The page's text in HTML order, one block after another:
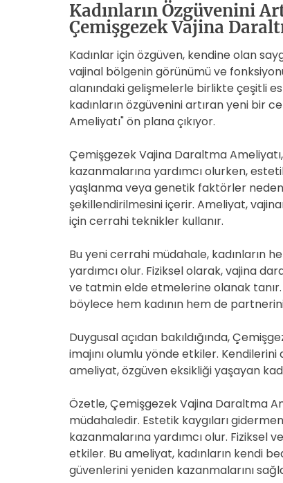
Kadınların Özgüvenini
Çemişgezek Vajina
Kadınlar için özgüven, kendine olan
vajinal bölgenin görünümü ve
alanındaki gelişmelerle birlikte çeşitli
kadınların özgüvenini artıran yeni bir
Ameliyatı" ön plana çıkıyor.
Çemişgezek Vajina Daraltma Ameliyatı,
kazanmalarına yardımcı olurken,
yaşlanma veya genetik faktörler
şekillendirilmesini içerir. Ameliyat,
için cerrahi teknikler kullanır.
Bu yeni cerrahi müdahale, kadınların
yardımcı olur. Fiziksel olarak, vajina
ve tatmin elde etmelerine olanak
böylece hem kadının hem de
Duygusal açıdan bakıldığında,
imajını olumlu yönde etkiler.
ameliyat, özgüven eksikliği yaşayan
Özetle, Çemişgezek Vajina Daraltma
müdahaledir. Estetik kaygıları
kazanmalarına yardımcı olur. Fiziksel
etkiler. Bu ameliyat, kadınların kendi
güvenlerini yeniden kazanmalarını